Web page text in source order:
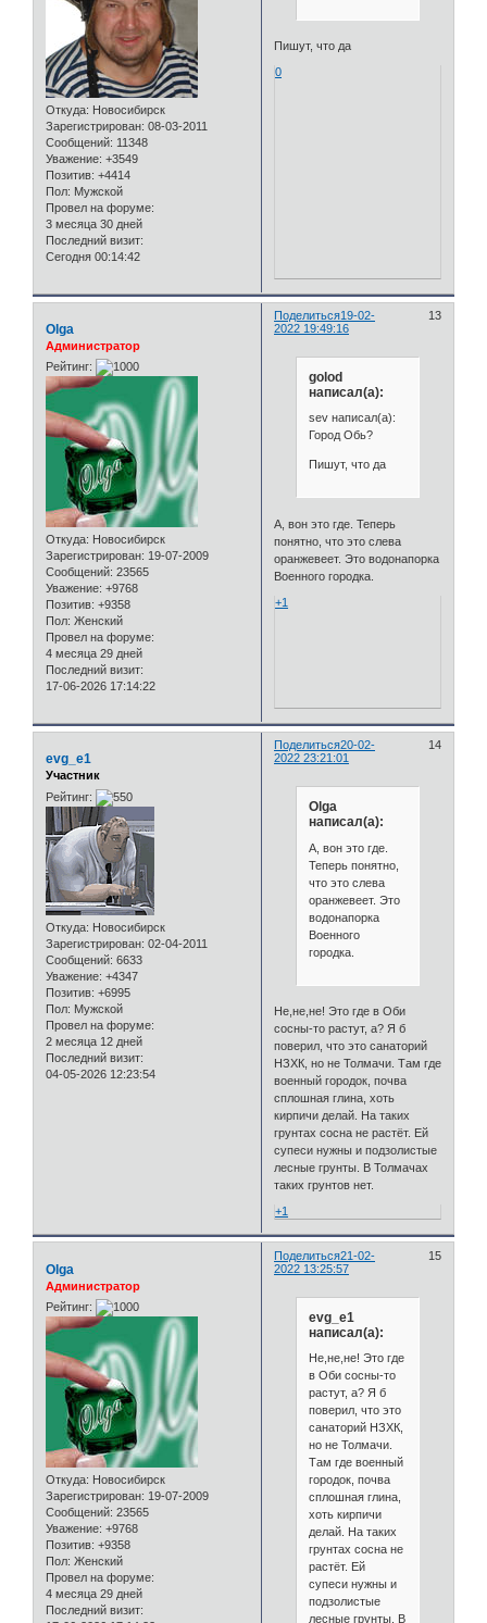
Откуда: Новосибирск
Зарегистрирован: 08-03-2011
Сообщений: 11348
Уважение: +3549
Позитив: +4414
Пол: Мужской
Провел на форуме:
3 месяца 30 дней
Последний визит:
Сегодня 00:14:42
Пишут, что да
0
Поделиться 13
19-02-
2022 19:49:16
Olga
Администратор
Рейтинг:
Откуда: Новосибирск
Зарегистрирован: 19-07-2009
Сообщений: 23565
Уважение: +9768
Позитив: +9358
Пол: Женский
Провел на форуме:
4 месяца 29 дней
Последний визит:
17-06-2026 17:14:22
golod
написал(а):
sev написал(а):
Город Обь?
Пишут, что да
А, вон это где. Теперь
понятно, что это слева
оранжевеет. Это водонапорка
Военного городка.
+1
Поделиться 14
20-02-
2022 23:21:01
evg_e1
Участник
Рейтинг:
Откуда: Новосибирск
Зарегистрирован: 02-04-2011
Сообщений: 6633
Уважение: +4347
Позитив: +6995
Пол: Мужской
Провел на форуме:
2 месяца 12 дней
Последний визит:
04-05-2026 12:23:54
Olga
написал(а):
А, вон это где.
Теперь понятно,
что это слева
оранжевеет. Это
водонапорка
Военного
городка.
Не,не,не! Это где в Оби
сосны-то растут, а? Я б
поверил, что это санаторий
НЗХК, но не Толмачи. Там где
военный городок, почва
сплошная глина, хоть
кирпичи делай. На таких
грунтах сосна не растёт. Ей
супеси нужны и подзолистые
лесные грунты. В Толмачах
таких грунтов нет.
+1
Поделиться 15
21-02-
2022 13:25:57
Olga
Администратор
Рейтинг:
Откуда: Новосибирск
Зарегистрирован: 19-07-2009
Сообщений: 23565
Уважение: +9768
Позитив: +9358
Пол: Женский
Провел на форуме:
4 месяца 29 дней
Последний визит:
evg_e1
написал(а):
Не,не,не! Это где
в Оби сосны-то
растут, а? Я б
поверил, что это
санаторий НЗХК,
но не Толмачи.
Там где военный
городок, почва
сплошная глина,
хоть кирпичи
делай. На таких
грунтах сосна не
растёт. Ей
супеси нужны и
подзолистые
лесные грунты. В